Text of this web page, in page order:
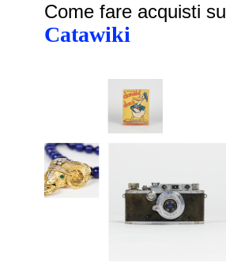
Come fare acquisti su
Catawiki